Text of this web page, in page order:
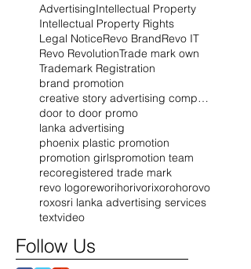
AdvertisingIntellectual Property
Intellectual Property Rights
Legal NoticeRevo BrandRevo IT
Revo RevolutionTrade mark own
Trademark Registration
brand promotion
creative story advertising company
door to door promo
lanka advertising
phoenix plastic promotion
promotion girlspromotion team
recoregistered trade mark
revo logoreworihorivorixorohorovo
roxosri lanka advertising services
textvideo
Follow Us